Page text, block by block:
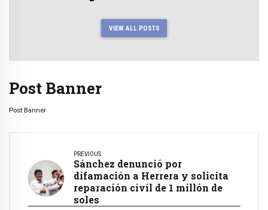
VIEW ALL POSTS
Post Banner
Post Banner
PREVIOUS
Sánchez denunció por
difamación a Herrera y solicita
reparación civil de 1 millón de
soles